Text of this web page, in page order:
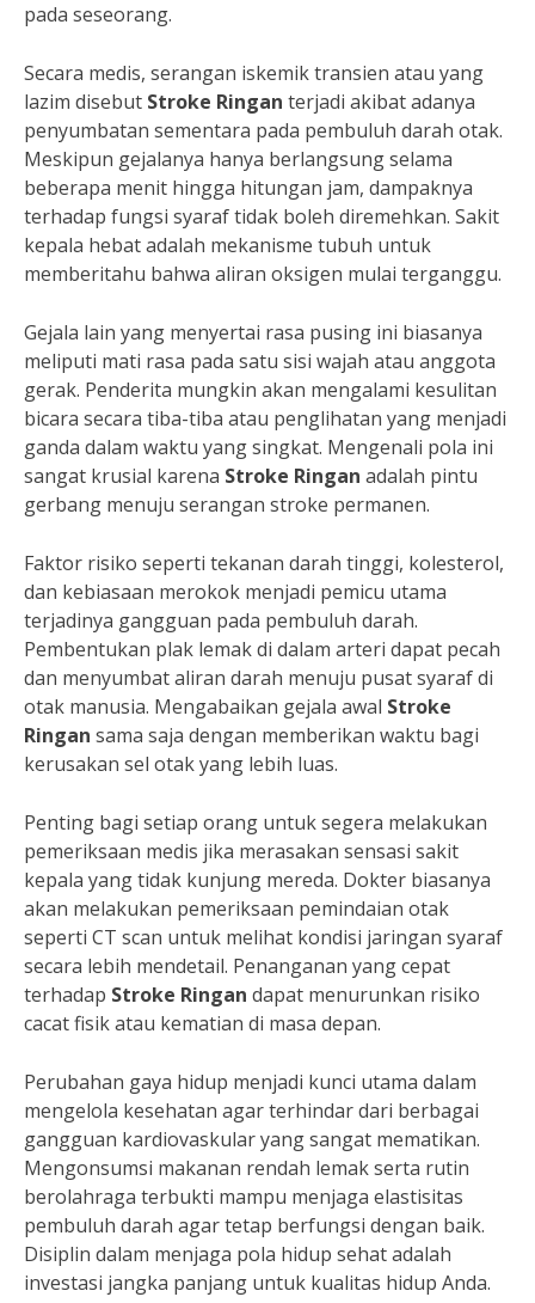
pada seseorang.
Secara medis, serangan iskemik transien atau yang
lazim disebut Stroke Ringan terjadi akibat adanya
penyumbatan sementara pada pembuluh darah otak.
Meskipun gejalanya hanya berlangsung selama
beberapa menit hingga hitungan jam, dampaknya
terhadap fungsi syaraf tidak boleh diremehkan. Sakit
kepala hebat adalah mekanisme tubuh untuk
memberitahu bahwa aliran oksigen mulai terganggu.
Gejala lain yang menyertai rasa pusing ini biasanya
meliputi mati rasa pada satu sisi wajah atau anggota
gerak. Penderita mungkin akan mengalami kesulitan
bicara secara tiba-tiba atau penglihatan yang menjadi
ganda dalam waktu yang singkat. Mengenali pola ini
sangat krusial karena Stroke Ringan adalah pintu
gerbang menuju serangan stroke permanen.
Faktor risiko seperti tekanan darah tinggi, kolesterol,
dan kebiasaan merokok menjadi pemicu utama
terjadinya gangguan pada pembuluh darah.
Pembentukan plak lemak di dalam arteri dapat pecah
dan menyumbat aliran darah menuju pusat syaraf di
otak manusia. Mengabaikan gejala awal Stroke
Ringan sama saja dengan memberikan waktu bagi
kerusakan sel otak yang lebih luas.
Penting bagi setiap orang untuk segera melakukan
pemeriksaan medis jika merasakan sensasi sakit
kepala yang tidak kunjung mereda. Dokter biasanya
akan melakukan pemeriksaan pemindaian otak
seperti CT scan untuk melihat kondisi jaringan syaraf
secara lebih mendetail. Penanganan yang cepat
terhadap Stroke Ringan dapat menurunkan risiko
cacat fisik atau kematian di masa depan.
Perubahan gaya hidup menjadi kunci utama dalam
mengelola kesehatan agar terhindar dari berbagai
gangguan kardiovaskular yang sangat mematikan.
Mengonsumsi makanan rendah lemak serta rutin
berolahraga terbukti mampu menjaga elastisitas
pembuluh darah agar tetap berfungsi dengan baik.
Disiplin dalam menjaga pola hidup sehat adalah
investasi jangka panjang untuk kualitas hidup Anda.